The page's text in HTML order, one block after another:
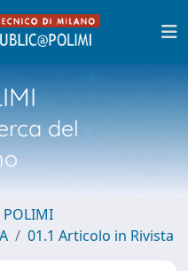
del
01.1 Articolo in Rivista